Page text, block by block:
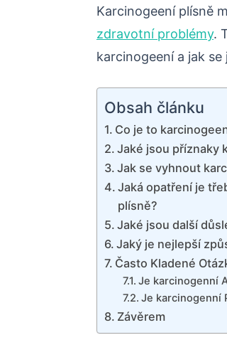
Karcinogeení plísně
zdravotní problémy.
karcinogeení a jak
Obsah článku
Co je to
Jaké jsou příznaky
Jak se vyhnout
Jaká opatření je
plísně?
Jaké jsou další
Jaký je nejlepší
Často Kladené
Je karcinogenní
Je karcinogenní
Závěrem